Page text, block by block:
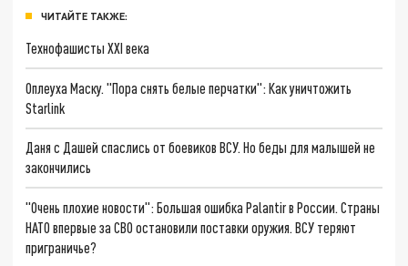
ЧИТАЙТЕ ТАКЖЕ:
Технофашисты XXI века
Оплеуха Маску. "Пора снять белые перчатки": Как уничтожить
Starlink
Даня с Дашей спаслись от боевиков ВСУ. Но беды для малышей не
закончились
"Очень плохие новости": Большая ошибка Palantir в России. Страны
НАТО впервые за СВО остановили поставки оружия. ВСУ теряют
приграничье?